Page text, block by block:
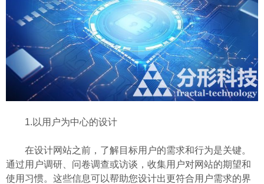
1.以用户为中心的设计
在设计网站之前，了解目标用户的需求和行为是关键。
通过用户调研、问卷调查或访谈，收集用户对网站的期望和
使用习惯。这些信息可以帮助您设计出更符合用户需求的界